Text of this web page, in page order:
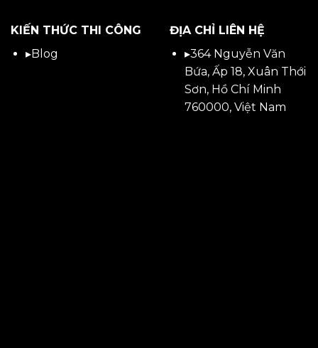
KIẾN THỨC THI CÔNG
▸Blog
ĐỊA CHỈ LIÊN HỆ
▸364 Nguyễn Văn
Bứa, Ấp 18, Xuân Thới
Sơn, Hồ Chí Minh
760000, Việt Nam